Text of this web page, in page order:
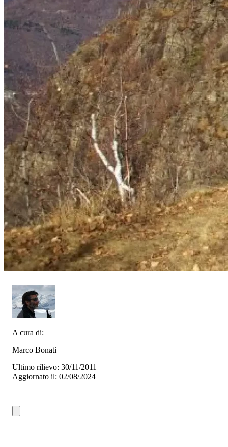
A cura di:
Marco Bonati
Ultimo rilievo: 30/11/2011
Aggiornato il: 02/08/2024